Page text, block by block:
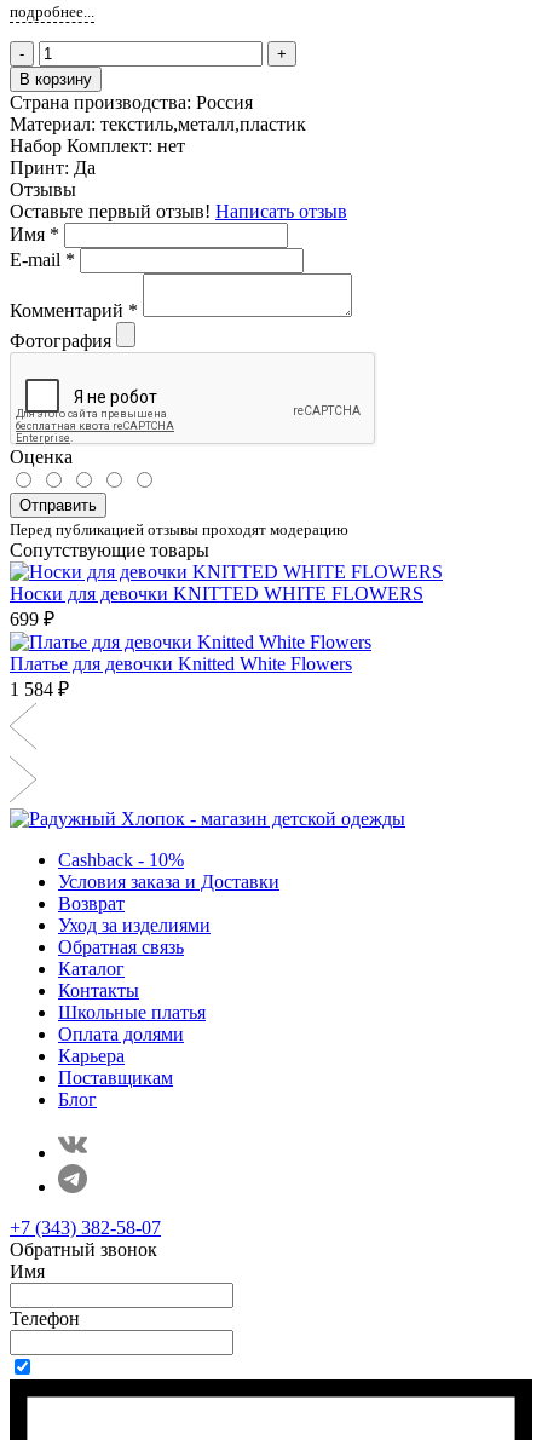
подробнее...
-
+
В корзину
Страна производства: Россия
Материал: текстиль,металл,пластик
Набор Комплект: нет
Принт: Да
Отзывы
Оставьте первый отзыв! Написать отзыв
Имя *
E-mail *
Комментарий *
Фотография
Оценка
Отправить
Перед публикацией отзывы проходят модерацию
Сопутствующие товары
Носки для девочки KNITTED WHITE FLOWERS
699 ₽
Платье для девочки Knitted White Flowers
1 584 ₽
Cashback - 10%
Условия заказа и Доставки
Возврат
Уход за изделиями
Обратная связь
Каталог
Контакты
Школьные платья
Оплата долями
Карьера
Поставщикам
Блог
+7 (343) 382-58-07
Обратный звонок
Имя
Телефон